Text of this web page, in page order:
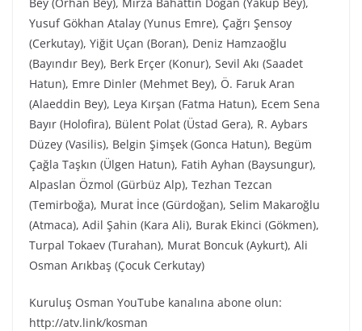
Yusuf Gökhan Atalay (Yunus Emre), Çağrı Şensoy
(Cerkutay), Yiğit Uçan (Boran), Deniz Hamzaoğlu
(Bayındır Bey), Berk Erçer (Konur), Sevil Akı (Saadet
Hatun), Emre Dinler (Mehmet Bey), Ö. Faruk Aran
(Alaeddin Bey), Leya Kırşan (Fatma Hatun), Ecem Sena
Bayır (Holofira), Bülent Polat (Üstad Gera), R. Aybars
Düzey (Vasilis), Belgin Şimşek (Gonca Hatun), Begüm
Çağla Taşkın (Ülgen Hatun), Fatih Ayhan (Baysungur),
Alpaslan Özmol (Gürbüz Alp), Tezhan Tezcan
(Temirboğa), Murat İnce (Gürdoğan), Selim Makaroğlu
(Atmaca), Adil Şahin (Kara Ali), Burak Ekinci (Gökmen),
Turpal Tokaev (Turahan), Murat Boncuk (Aykurt), Ali
Osman Arıkbaş (Çocuk Cerkutay)
Kuruluş Osman YouTube kanalına abone olun:
http://atv.link/kosman